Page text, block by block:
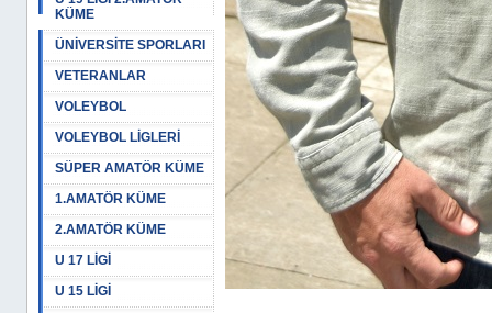
KÜME
ÜNİVERSİTE SPORLARI
VETERANLAR
VOLEYBOL
VOLEYBOL LİGLERİ
SÜPER AMATÖR KÜME
1.AMATÖR KÜME
2.AMATÖR KÜME
U 17 LİGİ
U 15 LİGİ